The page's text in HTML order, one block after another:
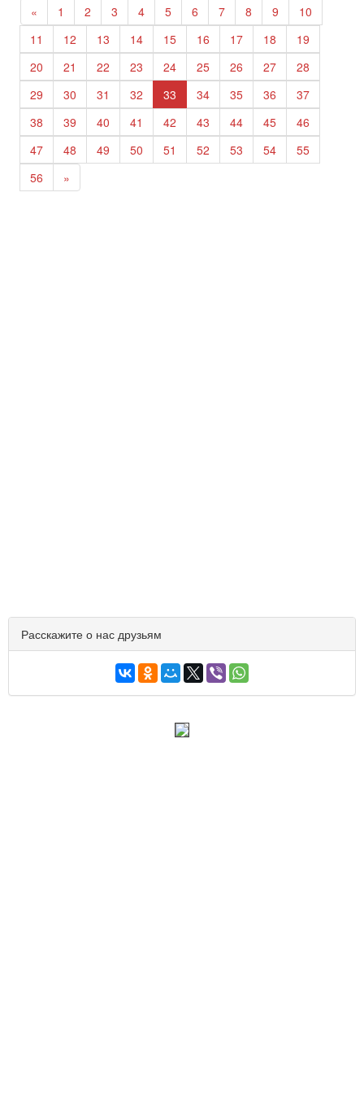
« 1 2 3 4 5 6 7 8 9
10
11
12 13 14 15 16 17 18
19
20
21 22 23 24 25 26 27
28
29
30 31 32 33 34 35 36
37
38
39 40 41 42 43 44 45
46
47
48 49 50 51 52 53 54
55
56
»
Расскажите о нас друзьям